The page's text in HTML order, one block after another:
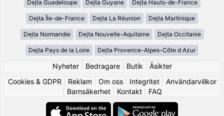
Dejta Guadeloupe Dejta Guyane Dejta Hauts-de-France
Dejta Île-de-France Dejta La Réunion Dejta Martinique
Dejta Normandie Dejta Nouvelle-Aquitaine Dejta Occitanie
Dejta Pays de la Loire Dejta Provence-Alpes-Côte d Azur
Nyheter| Bedragare| Butik
Åsikter
Cookies & GDPR
Reklam Om oss| Integritet| Användarvillkor
Barnsäkerhet| Kontakt| FAQ